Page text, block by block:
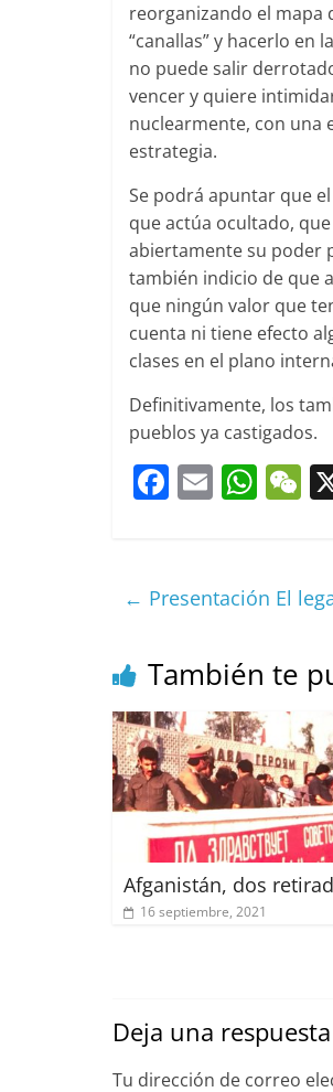
reorganizando el mapa
“canallas” y hacerlo en
no puede salir
vencer y quiere
nuclearmente, con una
estrategia.
Se podrá apuntar que
que actúa ocultado,
abiertamente su poder
también indicio de que
que ningún valor que
cuenta ni tiene efecto
clases en el plano
Definitivamente, los
pueblos ya castigados.
F
e
o
o
k
E
l
W
s
p
p
W
h
at
← Presentación El
También te
Afganistán, dos
16 septiembre, 2021
Deja una respuesta
Tu dirección de correo